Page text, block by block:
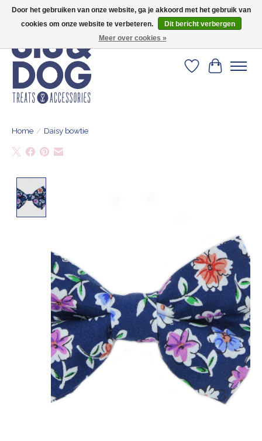
Verlanglijst
Home / Daisy bowtie
Door het gebruiken van onze website, ga je akkoord met het gebruik van
cookies om onze website te verbeteren.
Dit bericht verbergen
Meer over cookies »
Geef je hond het kleedje waar 500+ baasjes fan van zijn!